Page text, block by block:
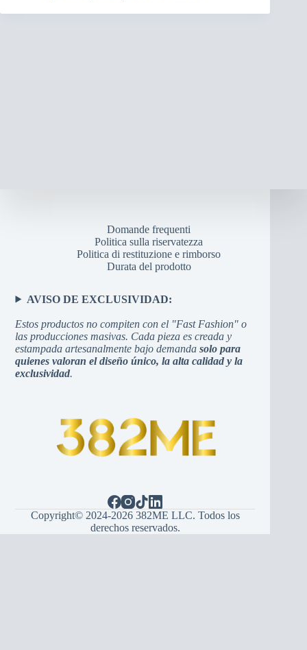
Domande frequenti
Politica sulla riservatezza
Politica di restituzione e rimborso
Durata del prodotto
AVISO DE EXCLUSIVIDAD:
Estos productos no compiten con el "Fast Fashion" o
las producciones masivas. Cada pieza es creada y
estampada artesanalmente bajo demandasolo para
quienes valoran el diseño único, la alta calidad y la
exclusividad.
Copyright© 2024-2026 382ME LLC. Todos los
derechos reservados.